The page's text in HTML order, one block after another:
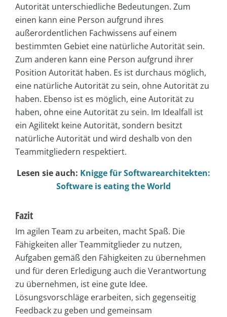
Autorität unterschiedliche Bedeutungen. Zum
einen kann eine Person aufgrund ihres
außerordentlichen Fachwissens auf einem
bestimmten Gebiet eine natürliche Autorität sein.
Zum anderen kann eine Person aufgrund ihrer
Position Autorität haben. Es ist durchaus möglich,
eine natürliche Autorität zu sein, ohne Autorität zu
haben. Ebenso ist es möglich, eine Autorität zu
haben, ohne eine Autorität zu sein. Im Idealfall ist
ein Agilitekt keine Autorität, sondern besitzt
natürliche Autorität und wird deshalb von den
Teammitgliedern respektiert.
Lesen sie auch: Knigge für Softwarearchitekten:
Software is eating the World
Fazit
Im agilen Team zu arbeiten, macht Spaß. Die
Fähigkeiten aller Teammitglieder zu nutzen,
Aufgaben gemäß den Fähigkeiten zu übernehmen
und für deren Erledigung auch die Verantwortung
zu übernehmen, ist eine gute Idee.
Lösungsvorschläge erarbeiten, sich gegenseitig
Feedback zu geben und gemeinsam